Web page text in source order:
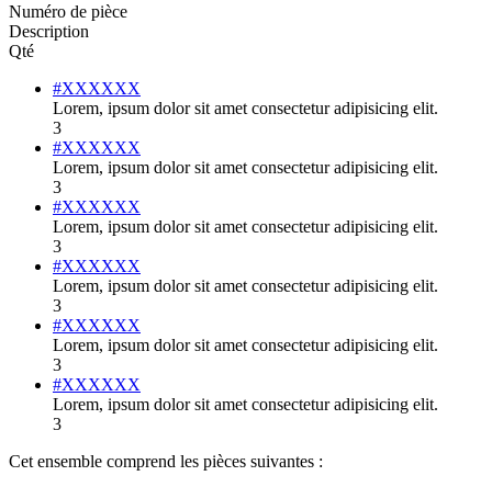
Numéro de pièce
Description
Qté
#XXXXXX
Lorem, ipsum dolor sit amet consectetur adipisicing elit.
3
#XXXXXX
Lorem, ipsum dolor sit amet consectetur adipisicing elit.
3
#XXXXXX
Lorem, ipsum dolor sit amet consectetur adipisicing elit.
3
#XXXXXX
Lorem, ipsum dolor sit amet consectetur adipisicing elit.
3
#XXXXXX
Lorem, ipsum dolor sit amet consectetur adipisicing elit.
3
#XXXXXX
Lorem, ipsum dolor sit amet consectetur adipisicing elit.
3
Cet ensemble comprend les pièces suivantes :